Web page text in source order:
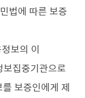
법에 따른 보증
보의 이
보집중기관으로
보증인에게 제